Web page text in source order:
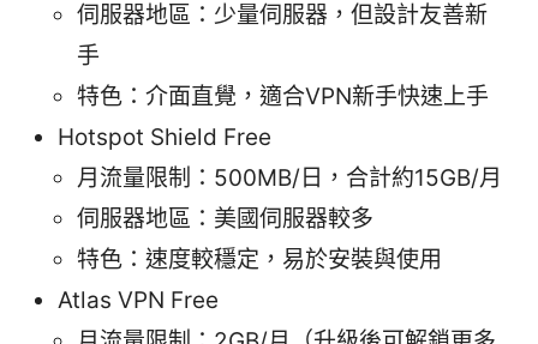
伺服器地區：少量伺服器，但設計友善新
手
特色：介面直覺，適合VPN新手快速上手
Hotspot Shield Free
月流量限制：500MB/日，合計約15GB/月
伺服器地區：美國伺服器較多
特色：速度較穩定，易於安裝與使用
Atlas VPN Free